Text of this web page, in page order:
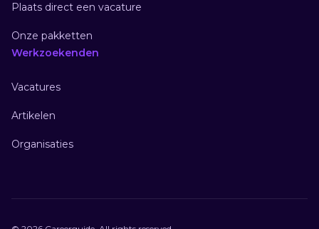
Plaats direct een vacature
Onze pakketten
Werkzoekenden
Vacatures
Artikelen
Organisaties